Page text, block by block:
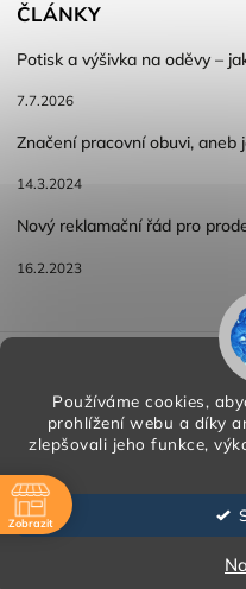
Používáme cookies,
prohlížení webu a díky
zlepšovali jeho funkce,
ČLÁNKY
Potisk a výšivka na oděvy –
7.7.2026
Značení pracovní obuvi,
14.3.2024
Nový reklamační řád pro
16.2.2023
Reklamace a vracení
Podmínky
Copyright 2026 HORA
Zobrazit